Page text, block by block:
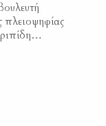
πλειοψηφίας